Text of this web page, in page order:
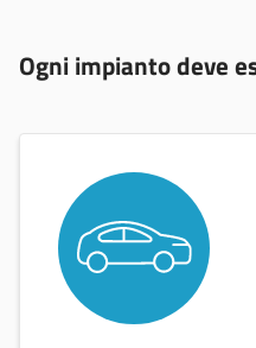
Ogni impianto deve